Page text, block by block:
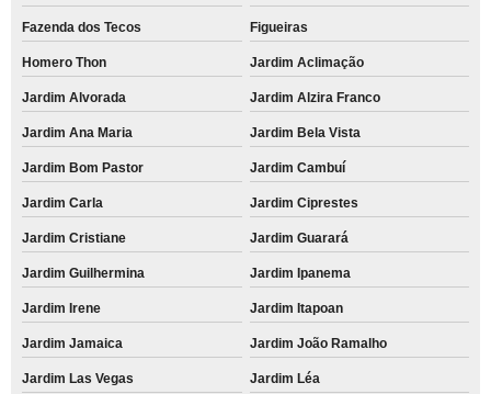
Fazenda dos Tecos Figueiras
Homero Thon Jardim Aclimação
Jardim Alvorada Jardim Alzira Franco
Jardim Ana Maria Jardim Bela Vista
Jardim Bom Pastor Jardim Cambuí
Jardim Carla Jardim Ciprestes
Jardim Cristiane Jardim Guarará
Jardim Guilhermina Jardim Ipanema
Jardim Irene Jardim Itapoan
Jardim Jamaica Jardim João Ramalho
Jardim Las Vegas Jardim Léa